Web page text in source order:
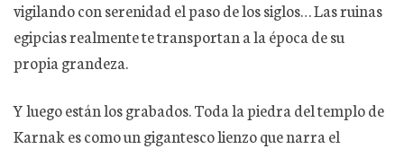
vigilando con serenidad el paso de los siglos… Las ruinas
egipcias realmente te transportan a la época de su
propia grandeza.
Y luego están los grabados. Toda la piedra del templo de
Karnak es como un gigantesco lienzo que narra el